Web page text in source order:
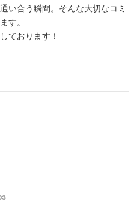
い合う瞬間。そんな大切なコミ
す。
ております！